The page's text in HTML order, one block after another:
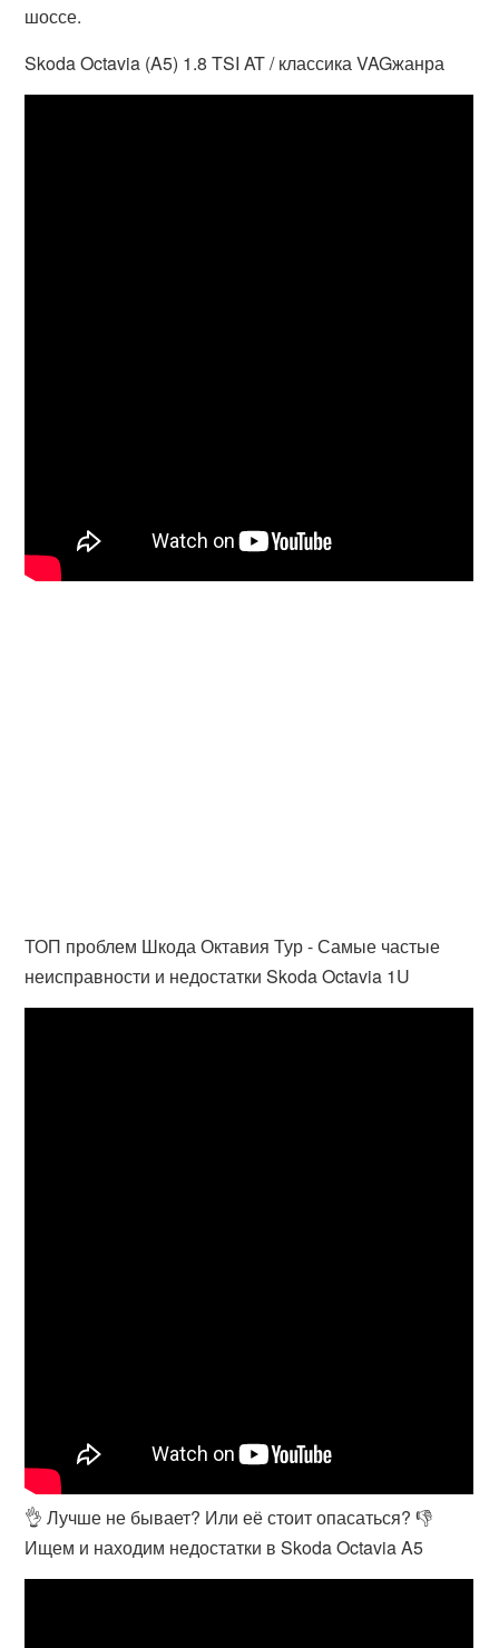
шоссе.
Skoda Octavia (A5) 1.8 TSI AT / классика VAGжанра
ТОП проблем Шкода Октавия Тур - Самые частые
неисправности и недостатки Skoda Octavia 1U
👌 Лучше не бывает? Или её стоит опасаться? 👎
Ищем и находим недостатки в Skoda Octavia A5